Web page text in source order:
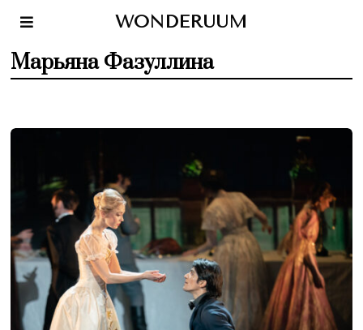
WONDERUUM
Марьяна Фазуллина